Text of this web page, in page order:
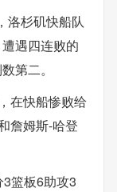
洛杉矶快船队
遇四连败的
第二。
在快船惨败给
詹姆斯-哈登
篮板6助攻3